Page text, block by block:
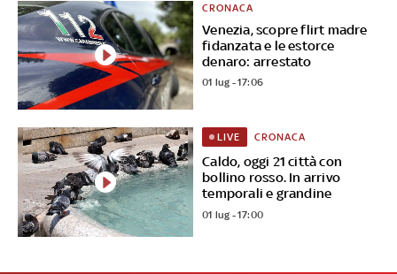
Venezia, scopre flirt madre
fidanzata e le estorce
denaro: arrestato
CRONACA
01 lug - 17:06
Caldo, oggi 21 città con
bollino rosso. In arrivo
temporali e grandine
LIVE CRONACA
01 lug - 17:00